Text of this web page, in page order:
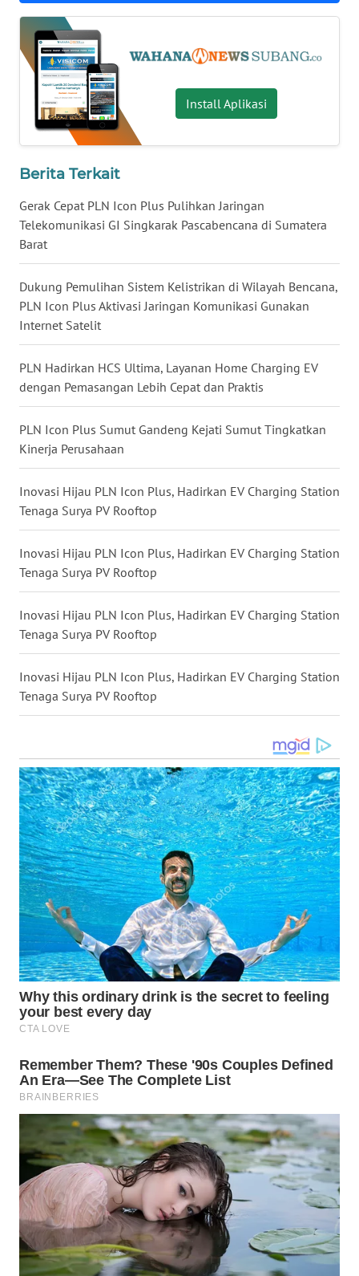
Install Aplikasi
Berita Terkait
Gerak Cepat PLN Icon Plus Pulihkan Jaringan
Telekomunikasi GI Singkarak Pascabencana di Sumatera
Barat
Dukung Pemulihan Sistem Kelistrikan di Wilayah Bencana,
PLN Icon Plus Aktivasi Jaringan Komunikasi Gunakan
Internet Satelit
PLN Hadirkan HCS Ultima, Layanan Home Charging EV
dengan Pemasangan Lebih Cepat dan Praktis
PLN Icon Plus Sumut Gandeng Kejati Sumut Tingkatkan
Kinerja Perusahaan
Inovasi Hijau PLN Icon Plus, Hadirkan EV Charging Station
Tenaga Surya PV Rooftop
Inovasi Hijau PLN Icon Plus, Hadirkan EV Charging Station
Tenaga Surya PV Rooftop
Inovasi Hijau PLN Icon Plus, Hadirkan EV Charging Station
Tenaga Surya PV Rooftop
Inovasi Hijau PLN Icon Plus, Hadirkan EV Charging Station
Tenaga Surya PV Rooftop
KALSEL
WN
KALTIM
WN
SULSEL
GORONTALO
WN
SULUT
WN
MALUKU
WN
MALUT
WN
DAIRI
WN
DANAU
TOBA
NIAS
WN
LANGKAT
WN
TAPANULI
SELATAN
WN
TANJUNG
LESUNG
WN
KARO
WN
SIMALUNGUN
WN
LABUHANBATU
WN
TAPANULI
WN DELI
WN
TEBING
TINGGI
WN
PAKPAK